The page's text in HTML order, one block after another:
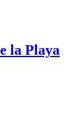
la Playa